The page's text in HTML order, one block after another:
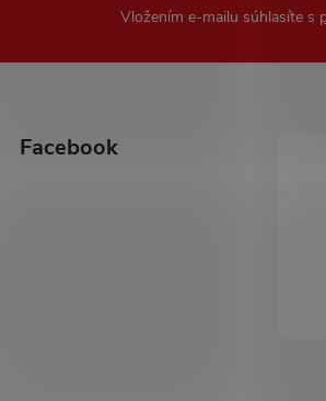
Vložením e-mailu súhlasíte s
Facebook